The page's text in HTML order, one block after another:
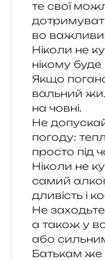
те свої
во
Ніколи не
ніко­му
Якщо
валь­ний
на човні.
Не
пого­ду:
про­сто під
Ніколи не
самий
дли­вість і
Не
а також у
або
Батькам